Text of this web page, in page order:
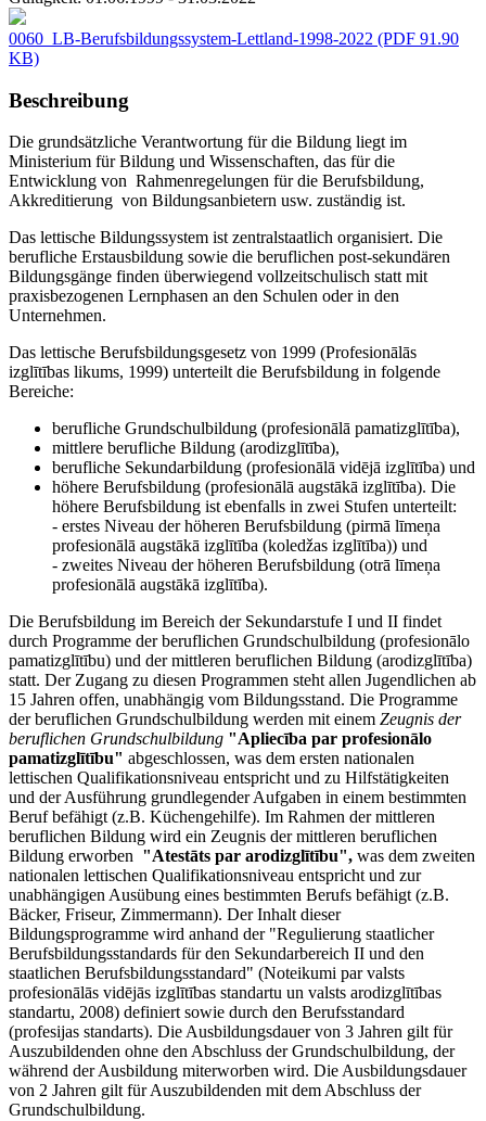
0060_LB-Berufsbildungssystem-Lettland-1998-2022 (PDF 91.90
KB)
Beschreibung
Die grundsätzliche Verantwortung für die Bildung liegt im
Ministerium für Bildung und Wissenschaften, das für die
Entwicklung von Rahmenregelungen für die Berufsbildung,
Akkreditierung von Bildungsanbietern usw. zuständig ist.
Das lettische Bildungssystem ist zentralstaatlich organisiert. Die
berufliche Erstausbildung sowie die beruflichen post-sekundären
Bildungsgänge finden überwiegend vollzeitschulisch statt mit
praxisbezogenen Lernphasen an den Schulen oder in den
Unternehmen.
Das lettische Berufsbildungsgesetz von 1999 (Profesionālās
izglītības likums, 1999) unterteilt die Berufsbildung in folgende
Bereiche:
berufliche Grundschulbildung (profesionālā pamatizglītība),
mittlere berufliche Bildung (arodizglītība),
berufliche Sekundarbildung (profesionālā vidējā izglītība) und
höhere Berufsbildung (profesionālā augstākā izglītība). Die
höhere Berufsbildung ist ebenfalls in zwei Stufen unterteilt:
- erstes Niveau der höheren Berufsbildung (pirmā līmeņa
profesionālā augstākā izglītība (koledžas izglītība)) und
- zweites Niveau der höheren Berufsbildung (otrā līmeņa
profesionālā augstākā izglītība).
Die Berufsbildung im Bereich der Sekundarstufe I und II findet
durch Programme der beruflichen Grundschulbildung (profesionālo
pamatizglītību) und der mittleren beruflichen Bildung (arodizglītība)
statt. Der Zugang zu diesen Programmen steht allen Jugendlichen ab
15 Jahren offen, unabhängig vom Bildungsstand. Die Programme
der beruflichen Grundschulbildung werden mit einem Zeugnis der
beruflichen Grundschulbildung "Apliecība par profesionālo
pamatizglītību" abgeschlossen, was dem ersten nationalen
lettischen Qualifikationsniveau entspricht und zu Hilfstätigkeiten
und der Ausführung grundlegender Aufgaben in einem bestimmten
Beruf befähigt (z.B. Küchengehilfe). Im Rahmen der mittleren
beruflichen Bildung wird ein Zeugnis der mittleren beruflichen
Bildung erworben "Atestāts par arodizglītību", was dem zweiten
nationalen lettischen Qualifikationsniveau entspricht und zur
unabhängigen Ausübung eines bestimmten Berufs befähigt (z.B.
Bäcker, Friseur, Zimmermann). Der Inhalt dieser
Bildungsprogramme wird anhand der "Regulierung staatlicher
Berufsbildungsstandards für den Sekundarbereich II und den
staatlichen Berufsbildungsstandard" (Noteikumi par valsts
profesionālās vidējās izglītības standartu un valsts arodizglītības
standartu, 2008) definiert sowie durch den Berufsstandard
(profesijas standarts). Die Ausbildungsdauer von 3 Jahren gilt für
Auszubildenden ohne den Abschluss der Grundschulbildung, der
während der Ausbildung miterworben wird. Die Ausbildungsdauer
von 2 Jahren gilt für Auszubildenden mit dem Abschluss der
Grundschulbildung.